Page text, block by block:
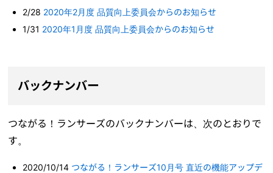
2/28 2020年2月度 品質向上委員会からのお知らせ
1/31 2020年1月度 品質向上委員会からのお知らせ
バックナンバー
つながる！ランサーズのバックナンバーは、次のとおりで
す。
2020/10/14 つながる！ランサーズ10月号 直近の機能アップデ